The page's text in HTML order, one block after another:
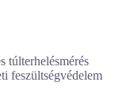
túlterhelésmérés
feszültségvédelem